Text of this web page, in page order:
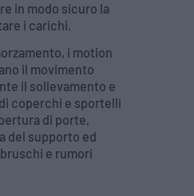
in modo sicuro la
i carichi.
i motion
il movimento
il sollevamento e
coperchi e sportelli
di porte,
del supporto ed
e rumori